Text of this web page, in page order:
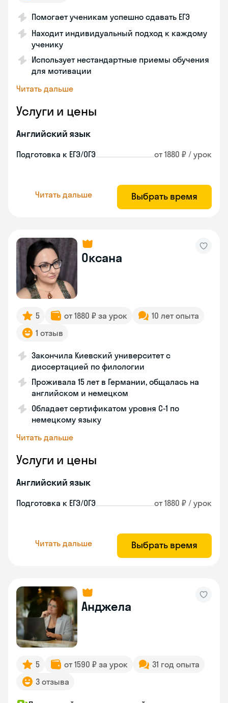
Помогает ученикам успешно сдавать ЕГЭ
Находит индивидуальный подход к каждому
ученику
Использует нестандартные приемы обучения
для мотивации
Читать дальше
Услуги и цены
Английский язык
Подготовка к ЕГЭ/ОГЭ от 1880 ₽ / урок
Читать дальше Выбрать время
Оксана
5 от 1880 ₽ за урок
10 лет опыта
1 отзыв
Закончила Киевский университет с
диссертацией по филологии
Проживала 15 лет в Германии, общалась на
английском и немецком
Обладает сертификатом уровня C-1 по
немецкому языку
Читать дальше
Услуги и цены
Английский язык
Подготовка к ЕГЭ/ОГЭ от 1880 ₽ / урок
Читать дальше Выбрать время
Анджела
5 от 1590 ₽ за урок
31 год опыта
3 отзыва